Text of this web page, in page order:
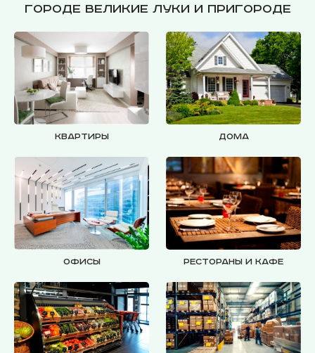
городе Великие Луки и пригороде
Квартиры Дома
Офисы Рестораны и кафе